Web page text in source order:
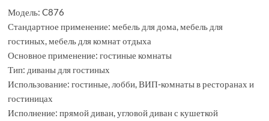
Модель: C876
Стандартное применение: мебель для дома, мебель для
гостиных, мебель для комнат отдыха
Основное применение: гостиные комнаты
Тип: диваны для гостиных
Использование: гостиные, лобби, ВИП-комнаты в ресторанах и
гостиницах
Исполнение: прямой диван, угловой диван с кушеткой